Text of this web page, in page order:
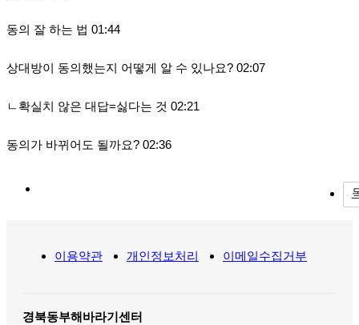
동의 잘 하는 법 01:44
상대방이 동의했는지 어떻게 알 수 있나요? 02:07
ㄴ확실치 않은 대답=싫다는 것 02:21
동의가 바뀌어도 될까요? 02:36
이용약관 개인정보처리 이메일수집거부
경북동부해바라기센터